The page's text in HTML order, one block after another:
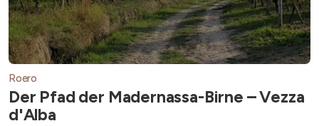
Roero
Der Pfad der Madernassa-Birne – Vezza
d'Alba